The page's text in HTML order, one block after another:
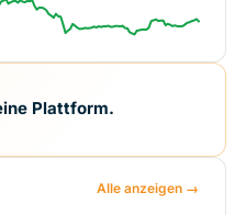
Plattform.
Alle anzeigen →